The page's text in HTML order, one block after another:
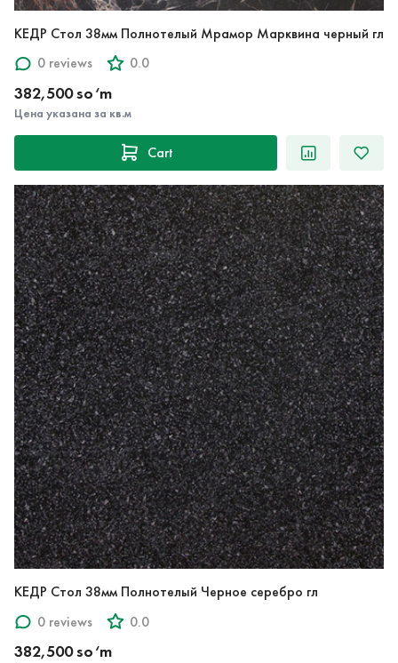
КЕДР Стол 38мм Полнотелый Мрамор Марквина черный гл
0 reviews
0.0
382,500 so‘m
Цена указана за кв.м
Cart
КЕДР Стол 38мм Полнотелый Черное серебро гл
0 reviews
0.0
382,500 so‘m